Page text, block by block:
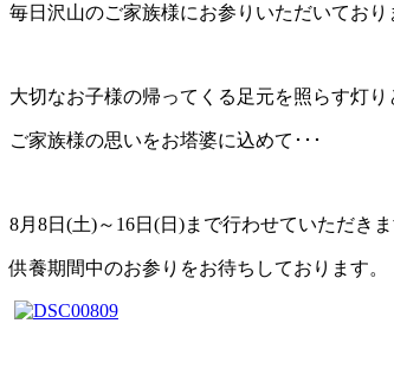
毎日沢山のご家族様にお参りいただいており
大切なお子様の帰ってくる足元を照らす灯り
ご家族様の思いをお塔婆に込めて･･･
8月8日(土)～16日(日)まで行わせていただきま
供養期間中のお参りをお待ちしております。